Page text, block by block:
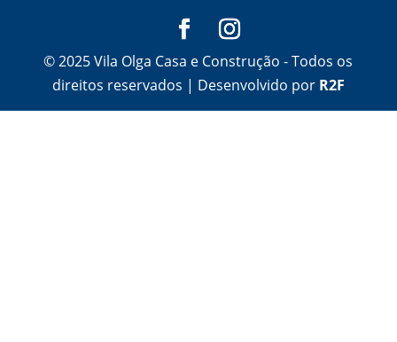
© 2025 Vila Olga Casa e Construção - Todos os
direitos reservados | Desenvolvido por R2F